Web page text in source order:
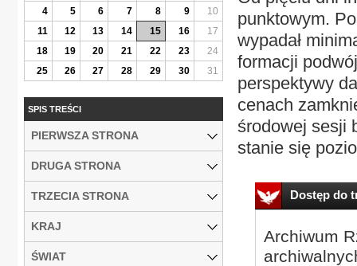
punktowym.
wypadał
formacji
perspektywy
cenach
środowej sesji
stanie się
Dostęp do
Archiwum
4
5 6 7 8 9
10
11
12 13 14 15 16
17
18
19 20 21 22 23
24
25
26 27 28 29 30 31
SPIS TREŚCI
PIERWSZA STRONA
DRUGA STRONA
TRZECIA STRONA
KRAJ
ŚWIAT